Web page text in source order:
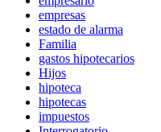
empresas
estado de alarma
Familia
gastos hipotecarios
Hijos
hipoteca
hipotecas
impuestos